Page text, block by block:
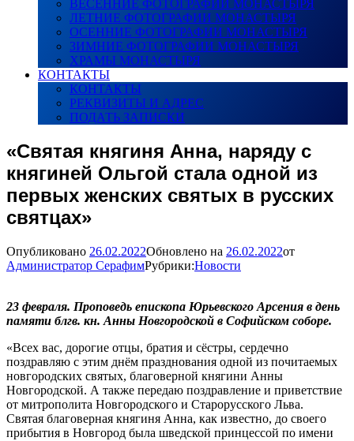
ВЕСЕННИЕ ФОТОГРАФИИ МОНАСТЫРЯ
ЛЕТНИЕ ФОТОГРАФИИ МОНАСТЫРЯ
ОСЕННИЕ ФОТОГРАФИИ МОНАСТЫРЯ
ЗИМНИЕ ФОТОГРАФИИ МОНАСТЫРЯ
ХРАМЫ МОНАСТЫРЯ
КОНТАКТЫ
КОНТАКТЫ
РЕКВИЗИТЫ И АДРЕС
ПОДАТЬ ЗАПИСКИ
«Святая княгиня Анна, наряду с
княгиней Ольгой стала одной из
первых женских святых в русских
святцах»
Опубликовано 26.02.2022Обновлено на 26.02.2022от
Администратор СерафимРубрики:Новости
23 февраля. Проповедь епископа Юрьевского Арсения в день
памяти блгв. кн. Анны Новгородской в Софийском соборе.
«Всех вас, дорогие отцы, братия и сёстры, сердечно
поздравляю с этим днём празднования одной из почитаемых
новгородских святых, благоверной княгини Анны
Новгородской. А также передаю поздравление и приветствие
от митрополита Новгородского и Старорусского Льва.
Святая благоверная княгиня Анна, как известно, до своего
прибытия в Новгород была шведской принцессой по имени